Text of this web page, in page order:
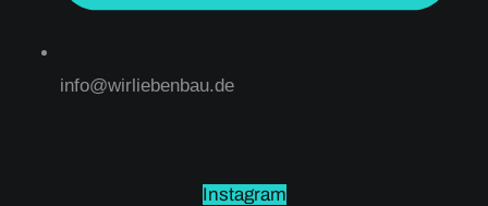
info@wirliebenbau.de
Instagram